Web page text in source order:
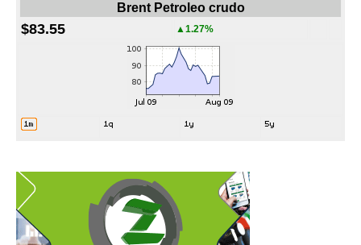
Brent Petroleo crudo
$83.55 ▲1.27%